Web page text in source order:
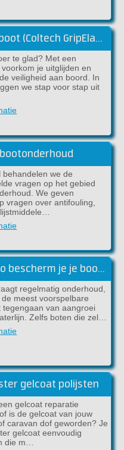
Antislip aanbrengen op je boot (Coltech GripElast)
te glad? Met een
je uitglijden en
veiligheid aan boord. In
we stap voor stap uit
behandelen we de
vragen op het gebied
We geven
vragen over antifouling,
Antifouling aanbrengen? Zo bescherm je je boot tegen aangroei
regelmatig onderhoud,
meest voorspelbare
tegengaan van aangroei
Zelfs boten die zel…
gelcoat polijsten
gelcoat reparatie
is de gelcoat van jouw
caravan dof geworden? Je
gelcoat eenvoudig
die m…